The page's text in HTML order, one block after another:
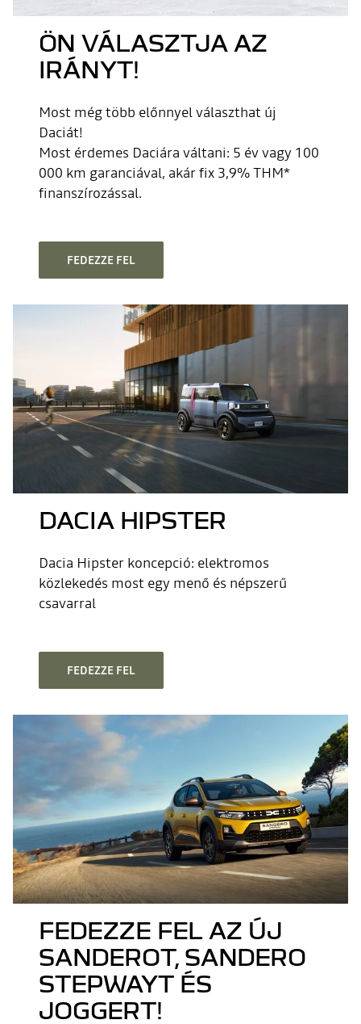
ÖN VÁLASZTJA AZ
IRÁNYT!
Most még több előnnyel választhat új
Daciát!
Most érdemes Daciára váltani: 5 év vagy 100
000 km garanciával, akár fix 3,9% THM*
finanszírozással.
FEDEZZE FEL
DACIA HIPSTER
Dacia Hipster koncepció: elektromos
közlekedés most egy menő és népszerű
csavarral
FEDEZZE FEL
FEDEZZE FEL AZ ÚJ
SANDEROT, SANDERO
STEPWAYT ÉS
JOGGERT!